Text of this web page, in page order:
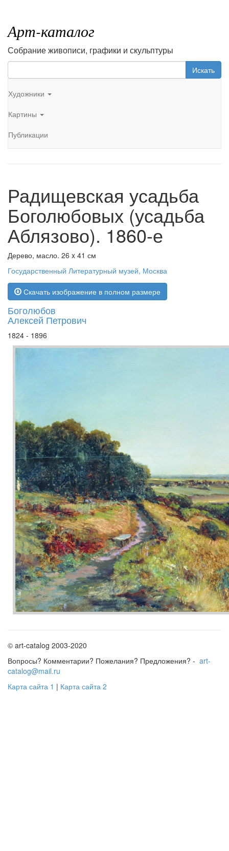
Арт-каталог
Собрание живописи, графики и скульптуры
Искать
Художники
Картины
Публикации
Радищевская усадьба
Боголюбовых (усадьба
Аблязово). 1860-е
Дерево, масло. 26 x 41 см
Государственный Литературный музей, Москва
Скачать изображение в полном размере
Боголюбов
Алексей Петрович
1824 - 1896
© art-catalog 2003-2020
Вопросы? Комментарии? Пожелания? Предложения? - art-
catalog@mail.ru
Карта сайта 1 | Карта сайта 2